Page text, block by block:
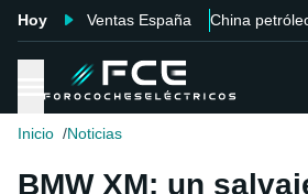
Hoy Ventas España China
Inicio Noticias
BMW XM: un